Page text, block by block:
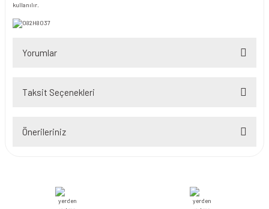
kullanılır.
Yorumlar
Taksit Seçenekleri
Önerileriniz
iletebilirsiniz.
Görüş ve önerileriniz için teşekkür ederiz.